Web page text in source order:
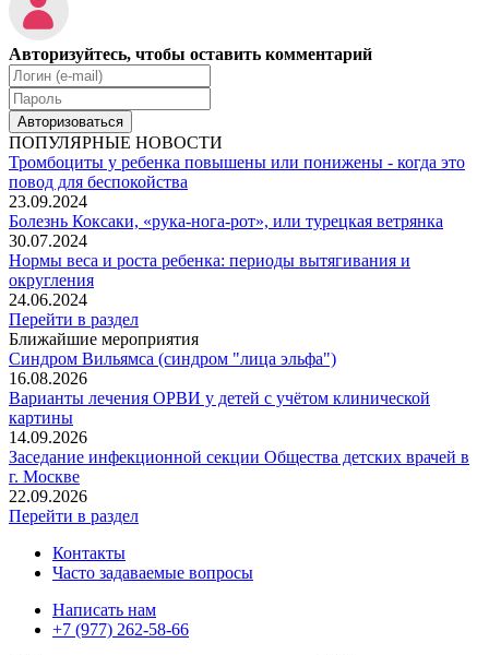
Авторизуйтесь, чтобы оставить комментарий
Авторизоваться
ПОПУЛЯРНЫЕ НОВОСТИ
Тромбоциты у ребенка повышены или понижены - когда это
повод для беспокойства
23.09.2024
Болезнь Коксаки, «рука-нога-рот», или турецкая ветрянка
30.07.2024
Нормы веса и роста ребенка: периоды вытягивания и
округления
24.06.2024
Перейти в раздел
Ближайшие мероприятия
Синдром Вильямса (синдром "лица эльфа")
16.08.2026
Варианты лечения ОРВИ у детей с учётом клинической
картины
14.09.2026
Заседание инфекционной секции Общества детских врачей в
г. Москве
22.09.2026
Перейти в раздел
Контакты
Часто задаваемые вопросы
Написать нам
+7 (977) 262-58-66